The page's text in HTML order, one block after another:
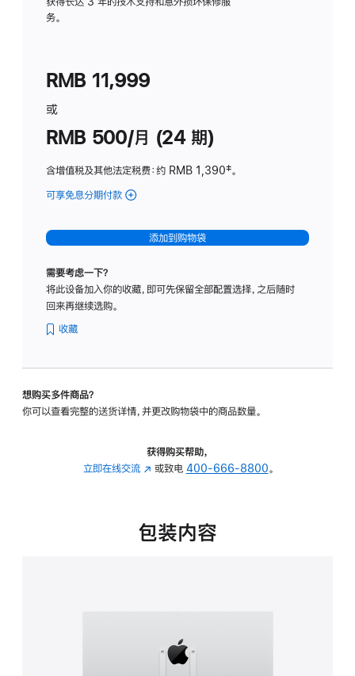
务。
RMB 11,999
或
RMB 500/月 (24 期)
含增值税及其他法定税费：约 RMB 1,390脚
‡。
可享免息分期付款 (Studio
-
标
璃
转
的
添加到购物袋
需要考虑一下？
将此设备加入你的收藏，即可先保留全部配置选择，之后随时
回来再继续选购。
收藏
想购买多件商品？
你可以查看完整的送货详情，并更改购物袋中的商品数量。
获得购买帮助，
立即在线交流 (在
中
或致电 400-666-8800。
包装内容